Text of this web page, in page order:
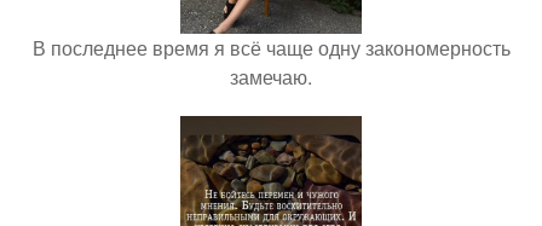
В последнее время я всё чаще одну закономерность
замечаю.